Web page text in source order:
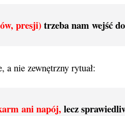
presji)trzeba nam wejść
a nie zewnętrzny rytuał:
ani napój,lecz